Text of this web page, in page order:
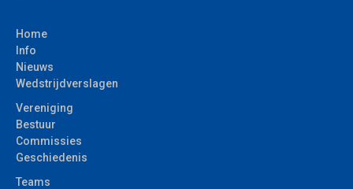
Home
Info
Nieuws
Wedstrijdverslagen
Vereniging
Bestuur
Commissies
Geschiedenis
Teams